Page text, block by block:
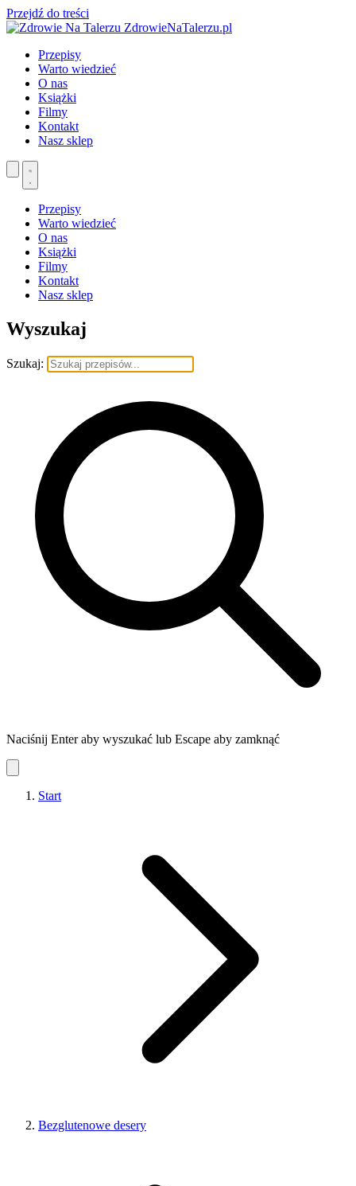
Przejdź do treści
ZdrowieNaTalerzu.pl
Przepisy
Warto wiedzieć
O nas
Książki
Filmy
Kontakt
Nasz sklep
Przepisy
Warto wiedzieć
O nas
Książki
Filmy
Kontakt
Nasz sklep
Wyszukaj
Szukaj:
Naciśnij Enter aby wyszukać lub Escape aby zamknąć
Start
Bezglutenowe desery